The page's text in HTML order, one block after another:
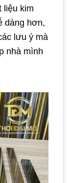
liệu kim
dàng hơn,
lưu ý mà
nhà mình